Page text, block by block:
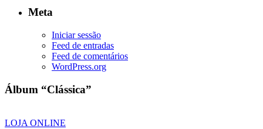
Meta
Iniciar sessão
Feed de entradas
Feed de comentários
WordPress.org
Álbum “Clássica”
LOJA ONLINE